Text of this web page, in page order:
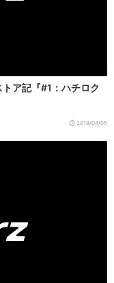
ア記『#1：ハチロク
2018/04/05